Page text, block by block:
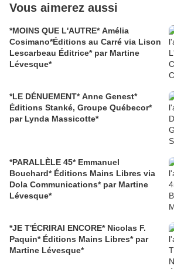
Vous aimerez aussi
*MOINS QUE L'AUTRE* Amélia
Cosimano*Éditions au Carré via Lison
Lescarbeau Éditrice* par Martine
Lévesque*
*LE DÉNUEMENT* Anne Genest*
Éditions Stanké, Groupe Québecor*
par Lynda Massicotte*
*PARALLÈLE 45* Emmanuel
Bouchard* Éditions Mains Libres via
Dola Communications* par Martine
Lévesque*
*JE T'ÉCRIRAI ENCORE* Nicolas F.
Paquin* Éditions Mains Libres* par
Martine Lévesque*